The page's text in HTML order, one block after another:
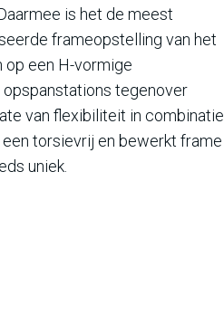
is het de meest
frameopstelling van het
een H-vormige
tegenover
van flexibiliteit in combinatie
torsievrij en bewerkt frame
uniek.